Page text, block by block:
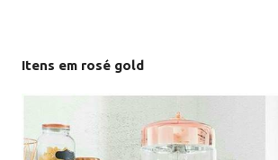
Itens em rosé gold